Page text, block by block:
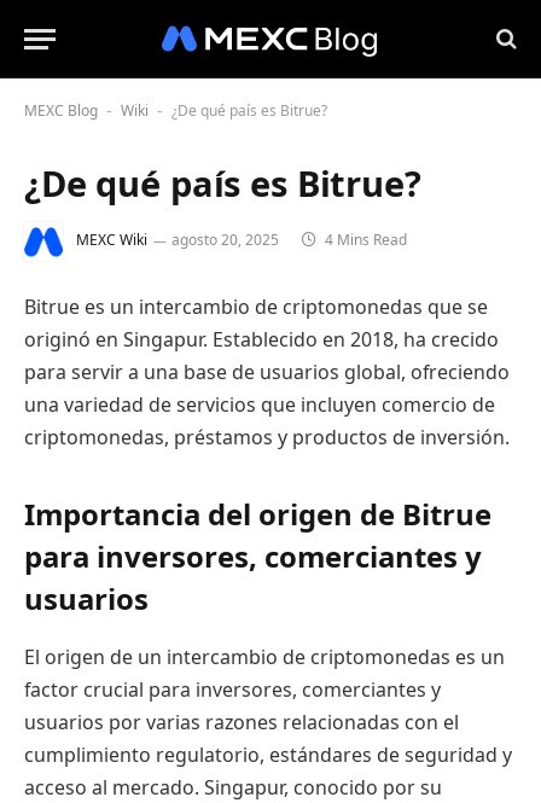
MEXC Blog - Wiki - ¿De qué país es Bitrue?
¿De qué país es Bitrue?
MEXC Wiki agosto 20, 2025 4 Mins Read
Bitrue es un intercambio de criptomonedas que se
originó en Singapur. Establecido en 2018, ha crecido
para servir a una base de usuarios global, ofreciendo
una variedad de servicios que incluyen comercio de
criptomonedas, préstamos y productos de inversión.
Importancia del origen de Bitrue
para inversores, comerciantes y
usuarios
El origen de un intercambio de criptomonedas es un
factor crucial para inversores, comerciantes y
usuarios por varias razones relacionadas con el
cumplimiento regulatorio, estándares de seguridad y
acceso al mercado. Singapur, conocido por su